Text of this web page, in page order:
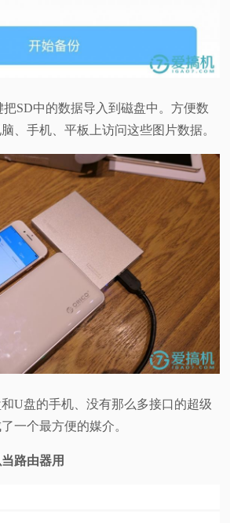
SD中的数据导入到磁盘中。方便数
、手机、平板上访问这些图片数据。
U盘的手机、没有那么多接口的超级
一个最方便的媒介。
路由器用